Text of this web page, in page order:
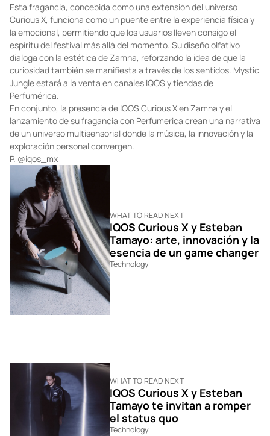
Esta fragancia, concebida como una extensión del universo
Curious X, funciona como un puente entre la experiencia física y
la emocional, permitiendo que los usuarios lleven consigo el
espíritu del festival más allá del momento. Su diseño olfativo
dialoga con la estética de Zamna, reforzando la idea de que la
curiosidad también se manifiesta a través de los sentidos. Mystic
Jungle estará a la venta en canales IQOS y tiendas de
Perfumérica.
En conjunto, la presencia de IQOS Curious X en Zamna y el
lanzamiento de su fragancia con Perfumerica crean una narrativa
de un universo multisensorial donde la música, la innovación y la
exploración personal convergen.
P. @iqos_mx
WHAT TO READ NEXT
IQOS Curious X y Esteban
Tamayo: arte, innovación y la
esencia de un game changer
Technology
WHAT TO READ NEXT
IQOS Curious X y Esteban
Tamayo te invitan a romper
el status quo
Technology